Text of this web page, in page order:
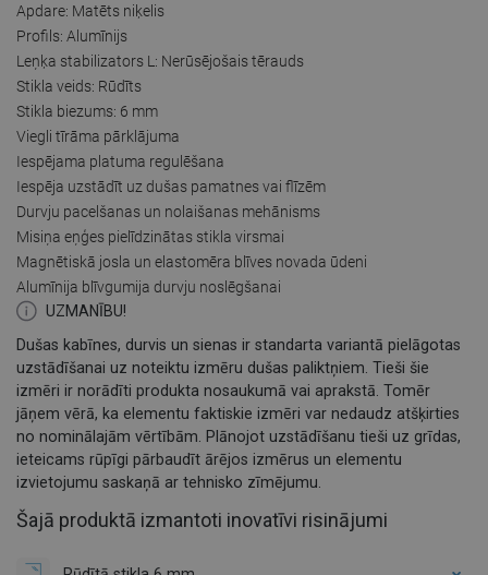
Apdare: Matēts niķelis
Profils: Alumīnijs
Leņķa stabilizators L: Nerūsējošais tērauds
Stikla veids: Rūdīts
Stikla biezums: 6 mm
Viegli tīrāma pārklājuma
Iespējama platuma regulēšana
Iespēja uzstādīt uz dušas pamatnes vai flīzēm
Durvju pacelšanas un nolaišanas mehānisms
Misiņa eņģes pielīdzinātas stikla virsmai
Magnētiskā josla un elastomēra blīves novada ūdeni
Alumīnija blīvgumija durvju noslēgšanai
UZMANĪBU!
Dušas kabīnes, durvis un sienas ir standarta variantā pielāgotas
uzstādīšanai uz noteiktu izmēru dušas paliktņiem. Tieši šie
izmēri ir norādīti produkta nosaukumā vai aprakstā. Tomēr
jāņem vērā, ka elementu faktiskie izmēri var nedaudz atšķirties
no nominālajām vērtībām. Plānojot uzstādīšanu tieši uz grīdas,
ieteicams rūpīgi pārbaudīt ārējos izmērus un elementu
izvietojumu saskaņā ar tehnisko zīmējumu.
Šajā produktā izmantoti inovatīvi risinājumi